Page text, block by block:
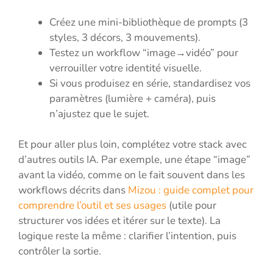
Créez une mini-bibliothèque de prompts (3
styles, 3 décors, 3 mouvements).
Testez un workflow “image→vidéo” pour
verrouiller votre identité visuelle.
Si vous produisez en série, standardisez vos
paramètres (lumière + caméra), puis
n’ajustez que le sujet.
Et pour aller plus loin, complétez votre stack avec
d’autres outils IA. Par exemple, une étape “image”
avant la vidéo, comme on le fait souvent dans les
workflows décrits dans Mizou : guide complet pour
comprendre l’outil et ses usages (utile pour
structurer vos idées et itérer sur le texte). La
logique reste la même : clarifier l’intention, puis
contrôler la sortie.